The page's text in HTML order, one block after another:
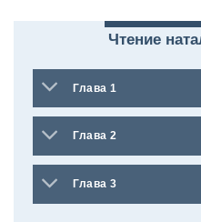
Чтение
Глава 1
Глава 2
Глава 3